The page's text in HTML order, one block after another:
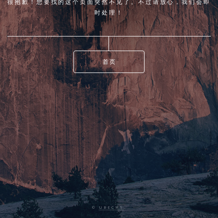
很抱歉！您要找的这个页面突然不见了。不过请放心，我们会即
时处理！
首页
© UBECMS.